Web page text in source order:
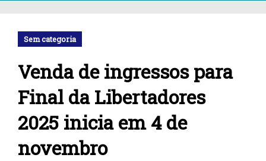
Sem categoria
Venda de ingressos para
Final da Libertadores
2025 inicia em 4 de
novembro